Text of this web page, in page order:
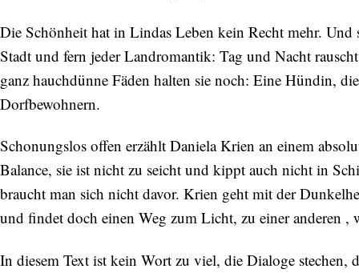
Die Schönheit hat in Lindas Leben kein Recht mehr.
Stadt und fern jeder Landromantik: Tag und Nacht
ganz hauchdünne Fäden halten sie noch: Eine Hündin,
Dorfbewohnern.
Schonungslos offen erzählt Daniela Krien an einem
Balance, sie ist nicht zu seicht und kippt auch nicht in
braucht man sich nicht davor. Krien geht mit der
und findet doch einen Weg zum Licht, zu einer anderen ,
In diesem Text ist kein Wort zu viel, die Dialoge